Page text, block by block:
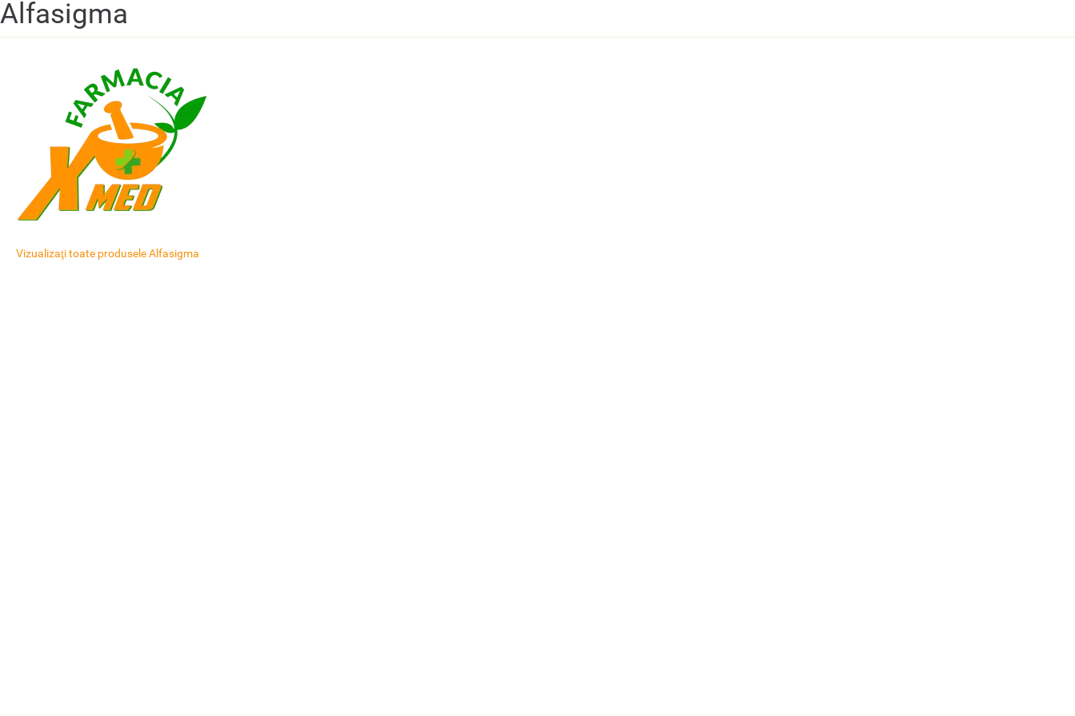
Alfasigma
Vizualizaţi toate produsele Alfasigma